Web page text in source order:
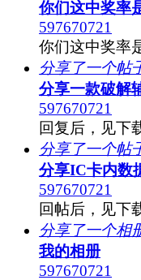
你们这中奖率
597670721
你们这中奖率
分享了一个帖
分享一款破解
597670721
回复后，见
分享了一个帖
分享IC卡内数
597670721
回帖后，见
分享了一个相
我的相册
597670721